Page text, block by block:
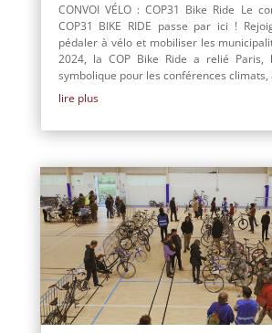
CONVOI VÉLO : COP31 Bike Ride Le
COP31 BIKE RIDE passe par ici !
pédaler à vélo et mobiliser les
2024, la COP Bike Ride a relié Paris,
symbolique pour les conférences climats,
lire plus